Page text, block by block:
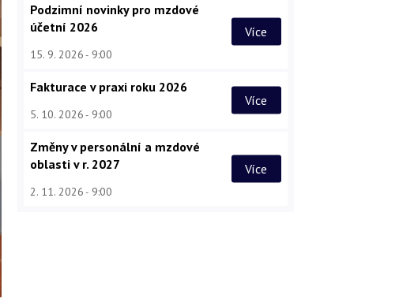
Podzimní novinky pro mzdové
účetní 2026
15. 9. 2026 9:00
Více
Fakturace v praxi roku 2026
5. 10. 2026 9:00
Více
Změny v personální a mzdové
oblasti v r. 2027
2. 11. 2026 9:00
Více